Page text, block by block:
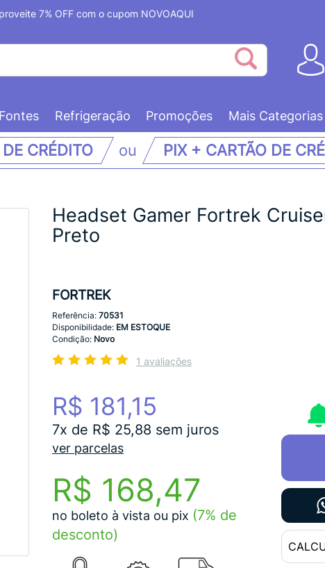
7% OFF com o cupom NOVOAQUI
Fontes Refrigeração Promoções Mais Categorias
CRÉDITO ou PIX + CARTÃO DE
Headset Gamer Fortrek
Preto
FORTREK
Referência: 70531
Disponibilidade: EM ESTOQUE
Condição: Novo
1 avaliações
R$ 181,15
7x de R$ 25,88 sem juros
ver parcelas
R$ 168,47
no boleto à vista ou pix (7% de
desconto)